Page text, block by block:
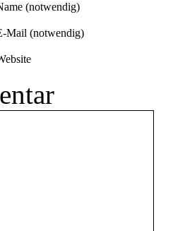
(notwendig)
Mail (notwendig)